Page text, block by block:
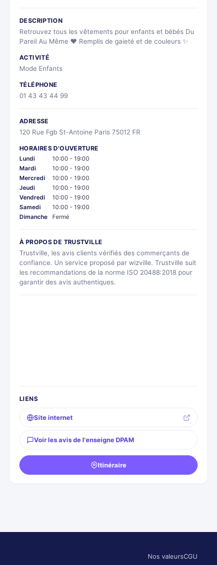
DESCRIPTION
Retrouvez tous les vêtements pour enfants et bébés Du
Pareil Au Même ❤ Remplis de gaieté et de couleurs ✨
ACTIVITÉ
Mode Enfants
TÉLÉPHONE
01 43 43 44 99
ADRESSE
120 Rue Fgb St-Antoine Paris 75012 FR
HORAIRES D'OUVERTURE
Lundi
10:00 - 19:00
Mardi
10:00 - 19:00
Mercredi
10:00 - 19:00
Jeudi
10:00 - 19:00
Vendredi
10:00 - 19:00
Samedi
10:00 - 19:00
Dimanche
Fermé
À PROPOS DE TRUSTVILLE
Trustville, les avis clients vérifiés des commerçants de
confiance. Un service proposé par wizville. Trustville suit
les recommandations de la norme ISO 20488:2018 pour
garantir des avis authentiques.
LIENS
Site internet
Voir les avis de l'enseigne DPAM
Itinéraire
Nos valeursCGU